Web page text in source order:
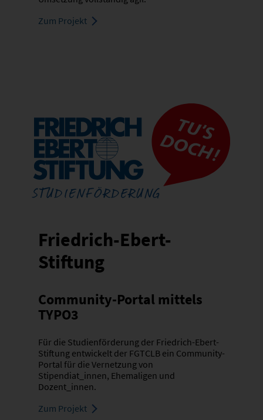
Zum Projekt
Friedrich-Ebert-
Stiftung
Community-Portal mittels
TYPO3
Für die Studienförderung der Friedrich-Ebert-
Stiftung entwickelt der FGTCLB ein Community-
Portal für die Vernetzung von
Stipendiat_innen, Ehemaligen und
Dozent_innen.
Zum Projekt